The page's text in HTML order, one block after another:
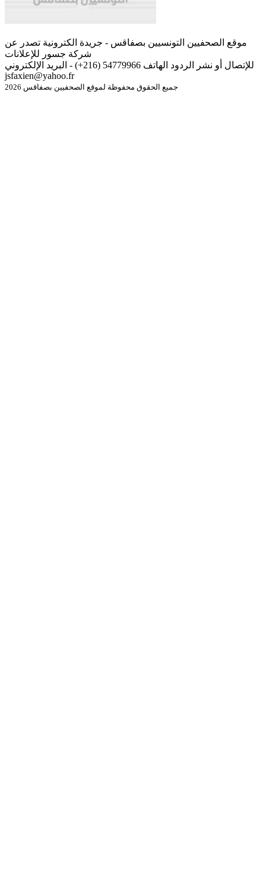
موقع الصحفيين التونسيين بصفاقس - جريدة الكترونية تصدر عن
شركة جسور للإعلانات
للإتصال أو نشر الردود الهاتف 54779966 (216+) - البريد الإلكتروني
jsfaxien@yahoo.fr
جميع الحقوق محفوظة لموقع الصحفيين بصفاقس 2026